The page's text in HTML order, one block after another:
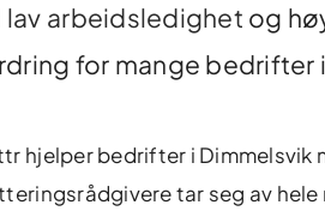
lav arbeidsledighet og
for mange bedrifter
hjelper bedrifter i
tar seg av hele